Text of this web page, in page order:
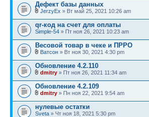
Дефект базы данных
JerzyEx » Вт май 25, 2021 10:26 am
qr-код на счет для оплаты
Simple-54 » Пт ноя 26, 2021 10:23 am
Весовой товар в чеке и ПРРО
Ватсон » Вт ноя 30, 2021 4:30 pm
Обновление 4.2.110
dmitry » Пт ноя 26, 2021 11:34 am
Обновление 4.2.109
dmitry » Пн ноя 22, 2021 9:54 am
нулевые остатки
Sveta » Чт ноя 18, 2021 5:30 pm